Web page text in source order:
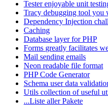
Testerenjoyable unit
Tracy debugging tool you
Dependency Injection
Caching
Database layer for PHP
Forms greatly facilitates
Mail sending emails
Neon readable file format
PHP Code Generator
Schema user data
Utils collection of useful
...Liste aller Pakete